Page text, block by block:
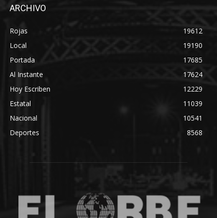
ARCHIVO
Rojas
19612
Local
19190
Portada
17685
Al Instante
17624
Hoy Escriben
12229
Estatal
11039
Nacional
10541
Deportes
8568